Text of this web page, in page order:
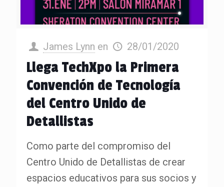
James Lynn en 28/01/2020
Llega TechXpo la Primera
Convención de Tecnología
del Centro Unido de
Detallistas
Como parte del compromiso del
Centro Unido de Detallistas de crear
espacios educativos para sus socios y